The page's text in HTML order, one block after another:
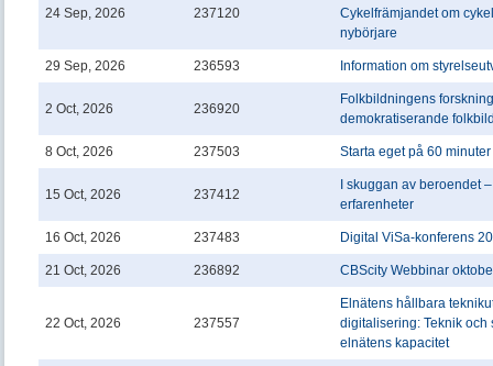
24 Sep, 2026 237120
Cykelfrämjandet om
nybörjare
29 Sep, 2026 236593 Information om
2 Oct, 2026 236920
Folkbildningens
demokratiserande
8 Oct, 2026 237503 Starta eget på 60 minuter
15 Oct, 2026 237412
I skuggan av beroendet
erfarenheter
16 Oct, 2026 237483 Digital ViSa-konferens
21 Oct, 2026 236892 CBScity Webbinar
22 Oct, 2026 237557
Elnätens hållbara
digitalisering: Teknik och
elnätens kapacitet